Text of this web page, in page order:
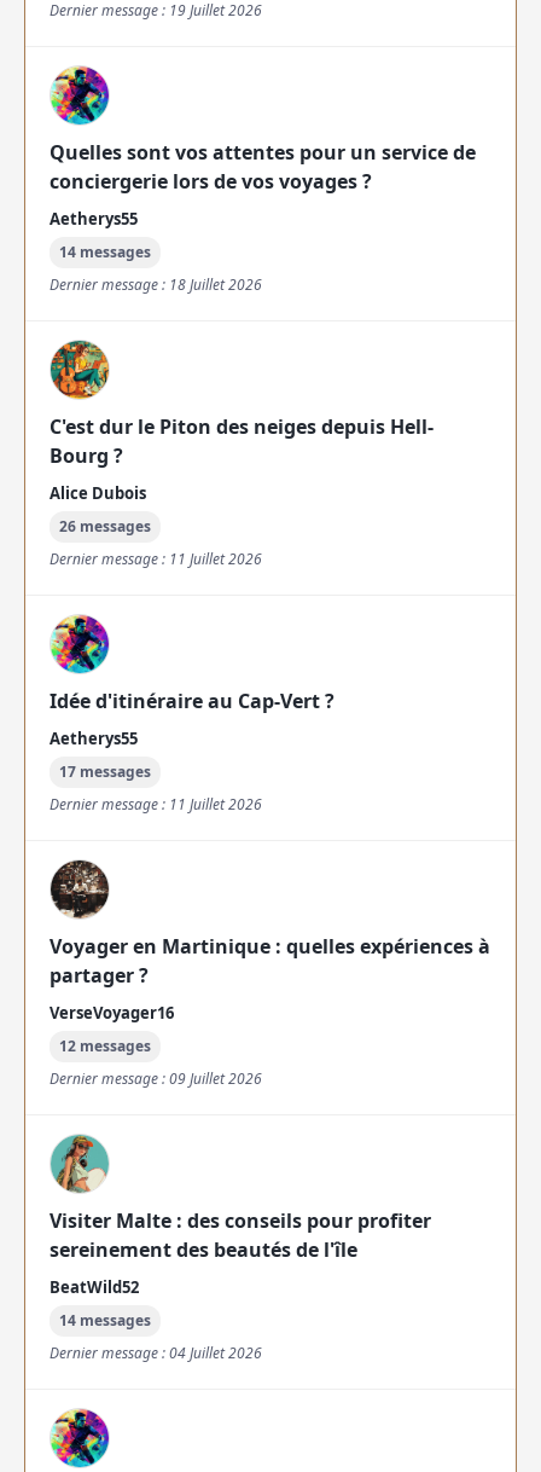
Dernier message : 19 Juillet 2026
Quelles sont vos attentes pour un service de
conciergerie lors de vos voyages ?
Aetherys55
14 messages
Dernier message : 18 Juillet 2026
C'est dur le Piton des neiges depuis Hell-
Bourg ?
Alice Dubois
26 messages
Dernier message : 11 Juillet 2026
Idée d'itinéraire au Cap-Vert ?
Aetherys55
17 messages
Dernier message : 11 Juillet 2026
Voyager en Martinique : quelles expériences à
partager ?
VerseVoyager16
12 messages
Dernier message : 09 Juillet 2026
Visiter Malte : des conseils pour profiter
sereinement des beautés de l'île
BeatWild52
14 messages
Dernier message : 04 Juillet 2026